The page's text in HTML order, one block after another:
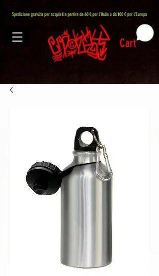
Spedizione gratuita per acquisti a partire da 60 € per l'Italia e da 100 € per l'Europa
Cart